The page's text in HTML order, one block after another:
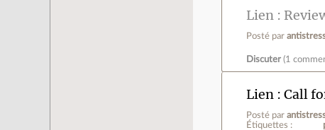
Lien
Posté par
Discuter (1
Lien Call
Posté par
Étiquettes :